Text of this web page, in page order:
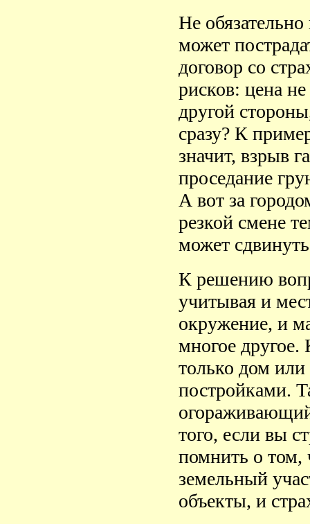
Не
может
договор со
рисков: цена
другой
сразу? К
значит, взрыв
проседание
А вот за
резкой смене
может
К решению
учитывая и
окружение, и
многое другое.
только дом
постройками.
того, если вы
помнить о том,
земельный
объекты, и